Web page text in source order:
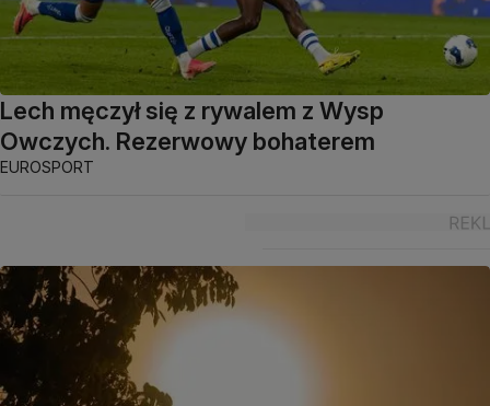
Lech męczył się z rywalem z Wysp
Owczych. Rezerwowy bohaterem
EUROSPORT